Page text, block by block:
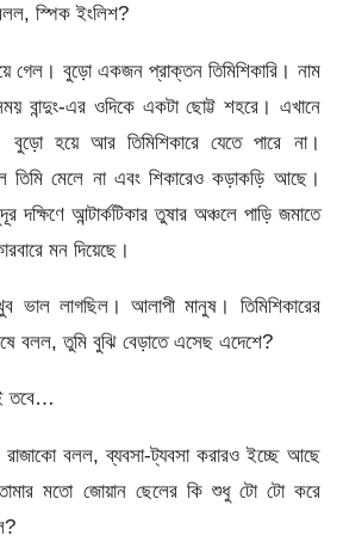
স্পিক ইংলিশ?
গেল। বুড়ো একজন প্রাক্তন তিমিশিকারি। নাম
বান্দুং-এর ওদিকে একটা ছোট্ট শহরে। এখানে
বুড়ো হয়ে আর তিমিশিকারে যেতে পারে না।
তিমি মেলে না এবং শিকারেও কড়াকড়ি আছে।
দক্ষিণে আন্টার্কটিকার তুষার অঞ্চলে পাড়ি জমাতে
মন দিয়েছে।
ভাল লাগছিল। আলাপী মানুষ। তিমিশিকারের
বলল, তুমি বুঝি বেড়াতে এসেছ এদেশে?
তবে…
রাজাকো বলল, ব্যবসা-ট্যবসা করারও ইচ্ছে আছে
মতো জোয়ান ছেলের কি শুধু টো টো করে